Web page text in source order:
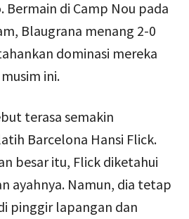
Bermain di Camp Nou pada
Blaugrana menang 2-0
dominasi mereka
ini.
terasa semakin
Barcelona Hansi Flick.
besar itu, Flick diketahui
ayahnya. Namun, dia tetap
pinggir lapangan dan